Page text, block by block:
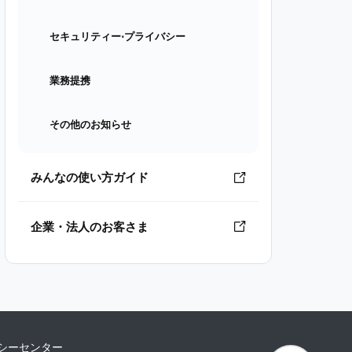
セキュリティー⋅プライバシー
業務提携
その他のお知らせ
みんなの使い方ガイド
企業・法人のお客さま
ーセンター